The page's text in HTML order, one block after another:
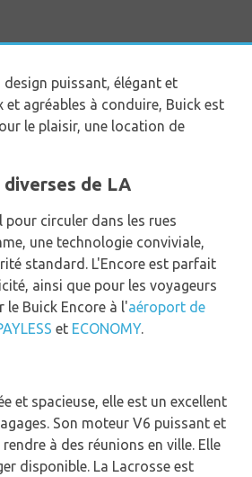
puissant, élégant et
agréables à conduire, Buick est
le plaisir, une location de
de LA
pour circuler dans les rues
une technologie conviviale,
standard. L'Encore est parfait
ainsi que pour les voyageurs
Buick Encore à l'aéroport de
et ECONOMY.
et spacieuse, elle est un excellent
Son moteur V6 puissant et
à des réunions en ville. Elle
disponible. La Lacrosse est